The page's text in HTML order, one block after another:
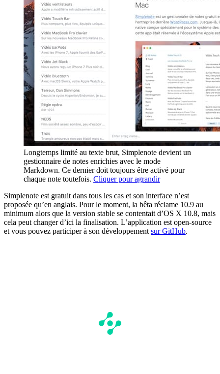
Longtemps limité au texte brut, Simplenote devient un
gestionnaire de notes enrichies avec le mode
Markdown. Ce dernier doit toujours être activé pour
chaque note toutefois. Cliquer pour agrandir
Simplenote est gratuit dans tous les cas et son interface n’est
proposée qu’en anglais. Pour le moment, la bêta réclame 10.9 au
minimum alors que la version stable se contentait d’OS X 10.8, mais
cela peut changer d’ici la finalisation. L’application est open-source
et vous pouvez participer à son développement sur GitHub.